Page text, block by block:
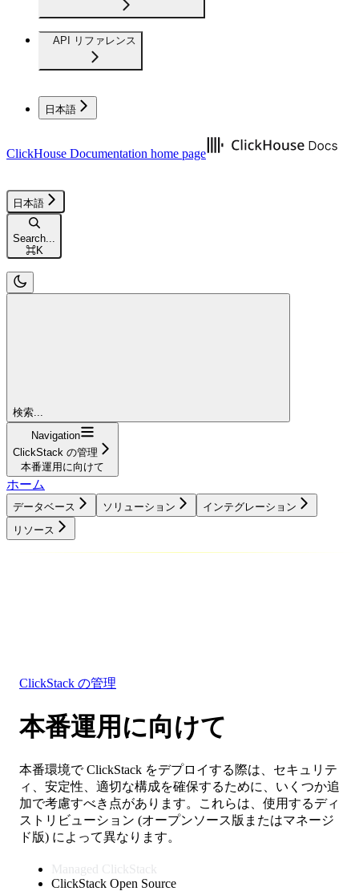
API リファレンス
日本語
ClickHouse Documentation home page
日本語
Search...
⌘K
検索...
Navigation
ClickStack の管理
本番運用に向けて
ホーム
データベース ソリューション
インテグレーション
リソース
ClickStack の管理
本番運用に向けて
本番環境で ClickStack をデプロイする際は、セキュリテ
ィ、安定性、適切な構成を確保するために、いくつか追
加で考慮すべき点があります。これらは、使用するディ
ストリビューション (オープンソース版またはマネージ
ド版) によって異なります。
Managed ClickStack
ClickStack Open Source